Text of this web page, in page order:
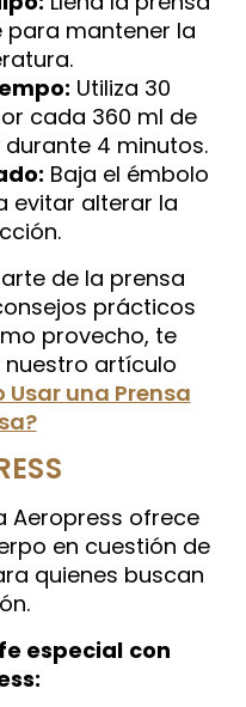
mantener la
Utiliza 30
cada 360 ml de
4 minutos.
Baja el émbolo
evitar alterar la
de la prensa
prácticos
provecho, te
artículo
Usar una Prensa
Aeropress ofrece
en cuestión de
quienes buscan
especial con